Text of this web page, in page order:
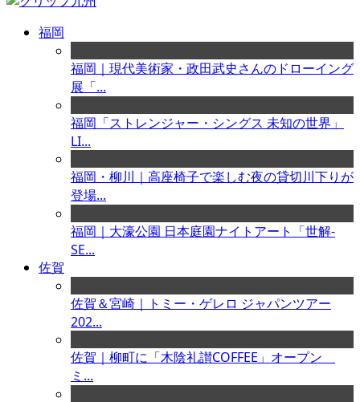
福岡
福岡｜現代美術家・政田武史さんのドローイング
展「...
福岡「ストレンジャー・シングス 未知の世界」
LI...
福岡・柳川｜高座椅子で楽しむ夜の貸切川下りが
登場...
福岡｜大濠公園 日本庭園ナイトアート「世解-
SE...
佐賀
佐賀＆宮崎｜トミー・ゲレロ ジャパンツアー
202...
佐賀｜柳町に「木陰礼讃COFFEE」オープン
ミ...